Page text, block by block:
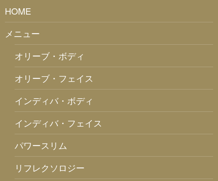
HOME
メニュー
オリーブ・ボディ
オリーブ・フェイス
インディバ・ボディ
インディバ・フェイス
パワースリム
リフレクソロジー